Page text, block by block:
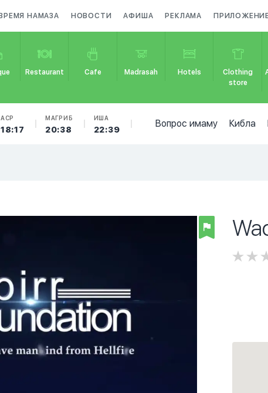
ВРЕМЯ НАМАЗА НОВОСТИ АФИША РЕКЛАМА ПРИЛОЖЕНИЕ
Restaurant Cafe Madrasah Hotels
Clothing
store
АСР
18:17
МАГРИБ
20:38
ИША
22:39
Вопрос имаму Кибла